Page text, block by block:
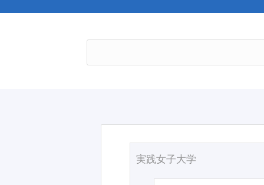
実践女子大学